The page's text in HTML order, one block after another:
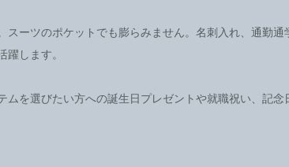
スーツのポケットでも膨らみません。名刺入れ、通勤通
躍します。
ムを選びたい方への誕生日プレゼントや就職祝い、記念